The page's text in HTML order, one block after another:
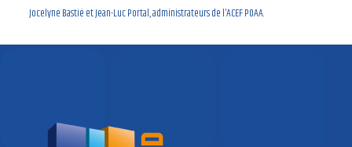
Jocelyne Bastié et Jean-Luc Portal, administrateurs de l’ACEF POAA.